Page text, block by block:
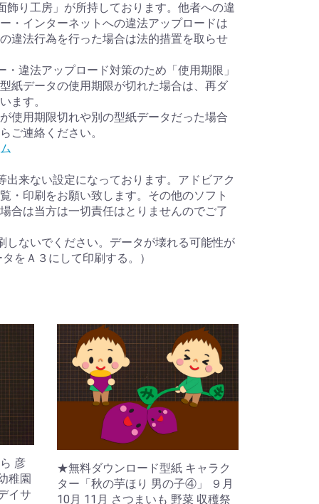
飾り工房」が所持しております。他者への違
・インターネットへの違法アップロードは
違法行為を行った場合は法的措置を取らせ
違法アップロード対策のため「使用期限」
紙データの使用期限が切れた場合は、再ダ
ます。
使用期限切れや別の型紙データだった場合
ご連絡ください。
出来ない設定になっております。アドビアク
・印刷をお願い致します。その他のソフト
合は当方は一切責任はとりませんのでご了
しないでください。データが壊れる可能性が
をＡ３にして印刷する。）
彦
稚園
イサ
★無料ダウンロード型紙 キャラク
ター「秋の芋ほり 男の子④」 ９月
10月 11月 さつまいも 野菜 収穫祭